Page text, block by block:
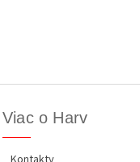
Viac o Harv